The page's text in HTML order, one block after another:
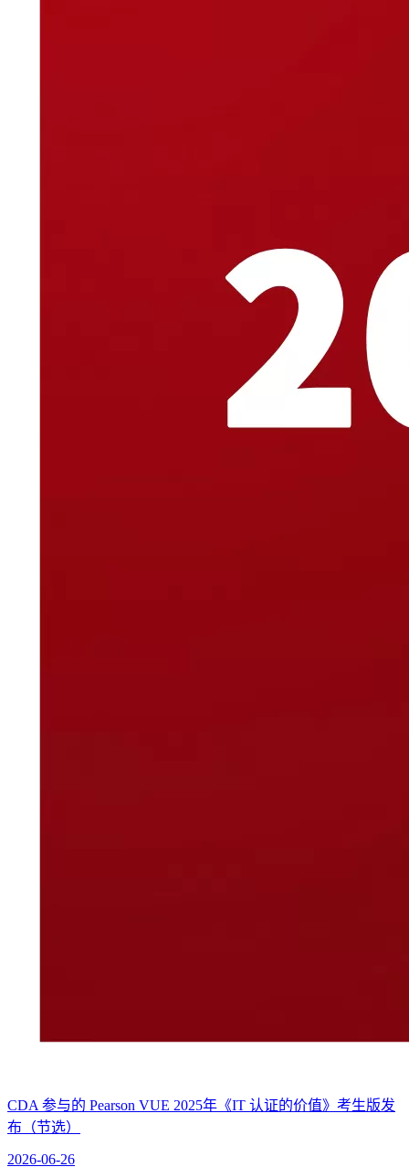
CDA 参与的 Pearson VUE 2025年《IT 认证的价值》考生版发
布（节选）
2026-06-26